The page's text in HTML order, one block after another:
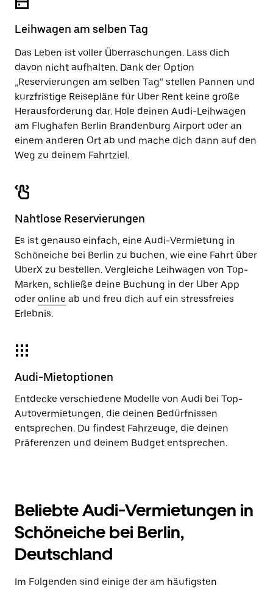
den
Kalender
zu
Leihwagen am selben Tag
Das Leben ist voller Überraschungen. Lass dich
davon nicht aufhalten. Dank der Option
„Reservierungen am selben Tag“ stellen Pannen und
kurzfristige Reisepläne für Uber Rent keine große
Herausforderung dar. Hole deinen Audi-Leihwagen
am Flughafen Berlin Brandenburg Airport oder an
einem anderen Ort ab und mache dich dann auf den
Weg zu deinem Fahrtziel.
Nahtlose Reservierungen
Es ist genauso einfach, eine Audi-Vermietung in
Schöneiche bei Berlin zu buchen, wie eine Fahrt über
UberX zu bestellen. Vergleiche Leihwagen von Top-
Marken, schließe deine Buchung in der Uber App
oder online ab und freu dich auf ein stressfreies
Erlebnis.
Audi-Mietoptionen
Entdecke verschiedene Modelle von Audi bei Top-
Autovermietungen, die deinen Bedürfnissen
entsprechen. Du findest Fahrzeuge, die deinen
Präferenzen und deinem Budget entsprechen.
Beliebte Audi-Vermietungen in
Schöneiche bei Berlin,
Deutschland
Im Folgenden sind einige der am häufigsten